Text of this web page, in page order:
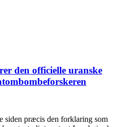
den officielle uranske
siden præcis den forklaring som